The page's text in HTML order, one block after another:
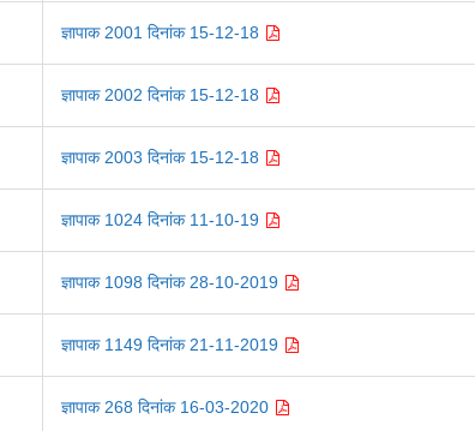
ज्ञापाक 2001 दिनांक 15-12-18
ज्ञापाक 2002 दिनांक 15-12-18
ज्ञापाक 2003 दिनांक 15-12-18
ज्ञापाक 1024 दिनांक 11-10-19
ज्ञापाक 1098 दिनांक 28-10-2019
ज्ञापाक 1149 दिनांक 21-11-2019
ज्ञापाक 268 दिनांक 16-03-2020